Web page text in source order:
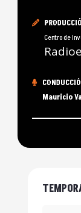
Centro de
Mauricio